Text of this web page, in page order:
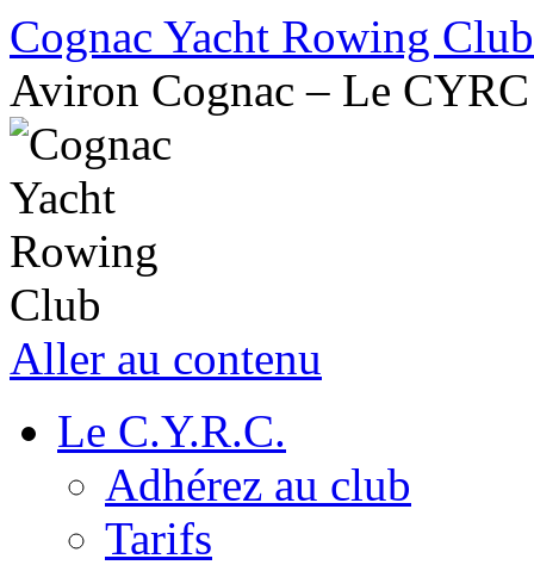
Cognac Yacht Rowing Club
Aviron Cognac – Le CYRC
Aller au contenu
Le C.Y.R.C.
Adhérez au club
Tarifs